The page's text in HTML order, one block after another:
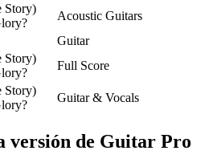
Story)
Acoustic Guitars
Guitar
Story)
Full Score
Story)
Guitar & Vocals
versión de Guitar Pro